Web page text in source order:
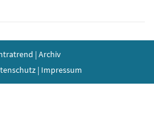
| Archiv
| Impressum